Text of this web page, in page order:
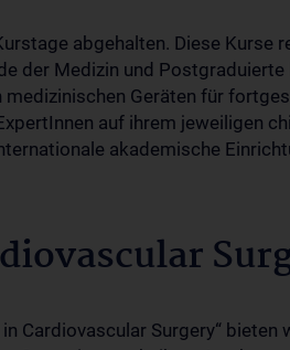
abgehalten. Diese Kurse
der Medizin und Postgraduierte
Geräten für
auf ihrem jeweiligen
akademische
Cardiovascular Surgery“